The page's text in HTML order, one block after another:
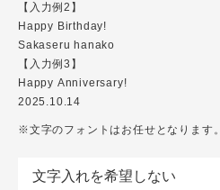
【入力例2】
Happy Birthday!
Sakaseru hanako
【入力例3】
Happy Anniversary!
2025.10.14
※文字のフォントはお任せとなります。